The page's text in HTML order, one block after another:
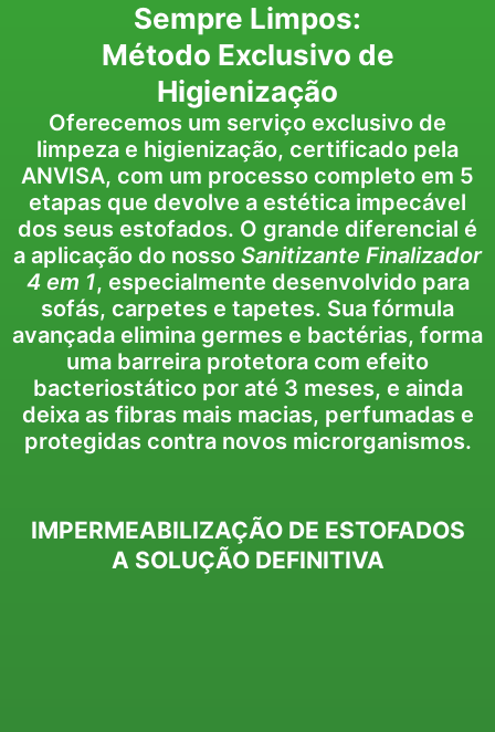
Sempre Limpos:
Método Exclusivo de
Higienização
Oferecemos um serviço exclusivo de
limpeza e higienização, certificado pela
ANVISA, com um processo completo em 5
etapas que devolve a estética impecável
dos seus estofados. O grande diferencial é
a aplicação do nosso Sanitizante Finalizador
4 em 1, especialmente desenvolvido para
sofás, carpetes e tapetes. Sua fórmula
avançada elimina germes e bactérias, forma
uma barreira protetora com efeito
bacteriostático por até 3 meses, e ainda
deixa as fibras mais macias, perfumadas e
protegidas contra novos microrganismos.
IMPERMEABILIZAÇÃO DE ESTOFADOS
A SOLUÇÃO DEFINITIVA